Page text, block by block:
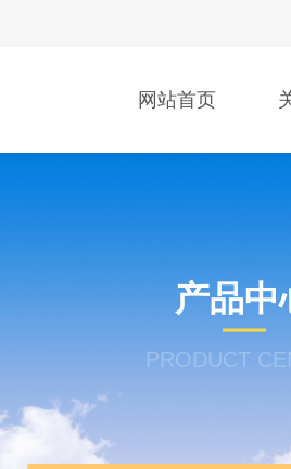
网站首页
产品中
PRODUCT